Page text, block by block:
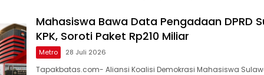
Mahasiswa Bawa Data Pengadaan DPRD
KPK, Soroti Paket Rp210 Miliar
Metro 28 Juli 2026
Tapakbatas.com- Aliansi Koalisi Demokrasi Mahasiswa